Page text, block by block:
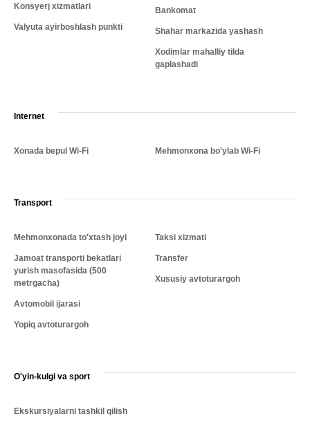
Konsyerj xizmatlari
Valyuta ayirboshlash punkti
Bankomat
Shahar markazida yashash
Xodimlar mahalliy tilda
gaplashadi
Internet
Xonada bepul Wi-Fi Mehmonxona bo'ylab Wi-Fi
Transport
Mehmonxonada to'xtash joyi
Jamoat transporti bekatlari
yurish masofasida (500
metrgacha)
Avtomobil ijarasi
Yopiq avtoturargoh
Taksi xizmati
Transfer
Xususiy avtoturargoh
O'yin-kulgi va sport
Ekskursiyalarni tashkil qilish